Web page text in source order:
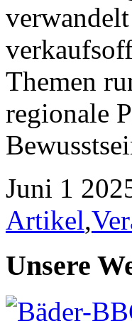
Themen
regionale
Juni 1
Artikel,
Unsere